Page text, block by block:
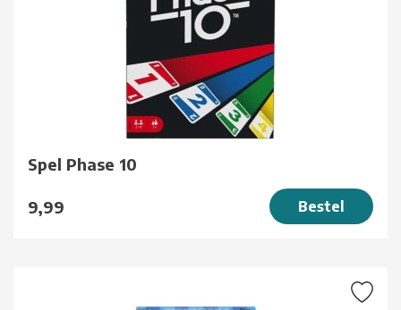
Spel Phase 10
9,99 Bestel